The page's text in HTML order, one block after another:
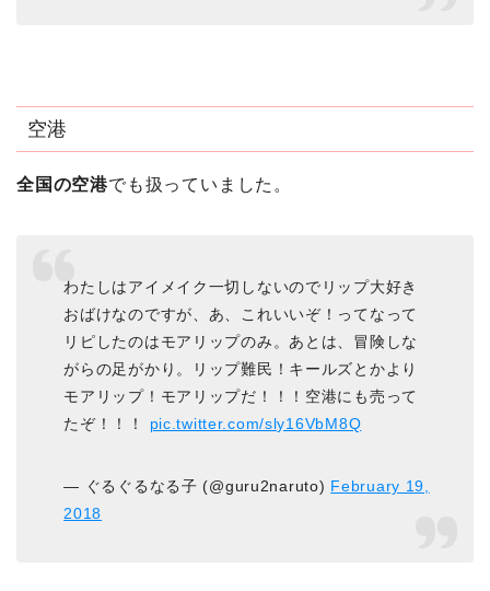
空港
全国の空港でも扱っていました。
わたしはアイメイク一切しないのでリップ大好き
おばけなのですが、あ、これいいぞ！ってなって
リピしたのはモアリップのみ。あとは、冒険しな
がらの足がかり。リップ難民！キールズとかより
モアリップ！モアリップだ！！！空港にも売って
たぞ！！！ pic.twitter.com/sly16VbM8Q
— ぐるぐるなる子 (@guru2naruto) February 19,
2018